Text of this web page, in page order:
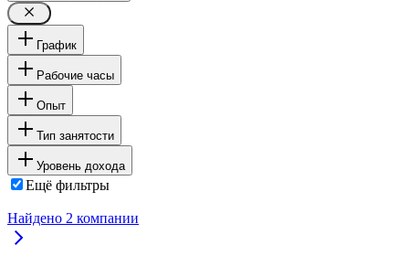
График
Рабочие часы
Опыт
Тип занятости
Уровень дохода
Ещё фильтры
Найдено 2 компании